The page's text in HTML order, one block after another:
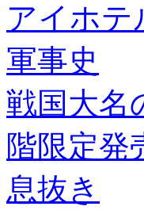
アイホテ
軍事史
戦国大名
階限定発
息抜き